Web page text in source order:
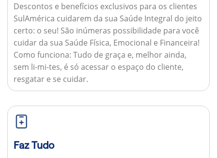
Descontos e benefícios exclusivos para os clientes
SulAmérica cuidarem da sua Saúde Integral do jeito
certo: o seu! São inúmeras possibilidade para você
cuidar da sua Saúde Física, Emocional e Financeira!
Como funciona: Tudo de graça e, melhor ainda,
sem li-mi-tes, é só acessar o espaço do cliente,
resgatar e se cuidar.
Faz Tudo